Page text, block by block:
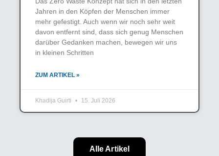
Jahren in den Köpfen der Menschen immer
mehr gefestigt. Auch wenn wir noch sehr weit
davon entfernt sind, dass sich genug Menschen
darüber Gedanken machen, bewegen wir uns
in kleinen Schritten
ZUM ARTIKEL »
Khadija Guirti 15. Juli 2026
Alle Artikel